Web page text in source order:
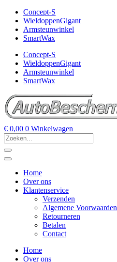
Concept-S
WieldoppenGigant
Armsteunwinkel
SmartWax
Concept-S
WieldoppenGigant
Armsteunwinkel
SmartWax
€ 0,00 0 Winkelwagen
Home
Over ons
Klantenservice
Verzenden
Algemene Voorwaarden
Retourneren
Betalen
Contact
Home
Over ons